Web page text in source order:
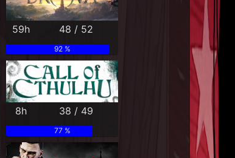
59h 48 / 52
92 %
8h 38 / 49
77 %